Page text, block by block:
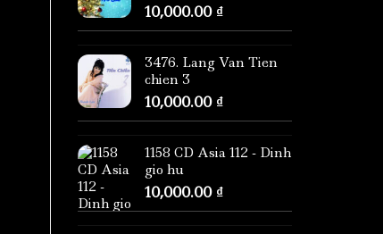
10,000.00 ₫
3476. Lang Van Tien
chien 3
10,000.00 ₫
1158 CD Asia 112 - Dinh
gio hu
10,000.00 ₫